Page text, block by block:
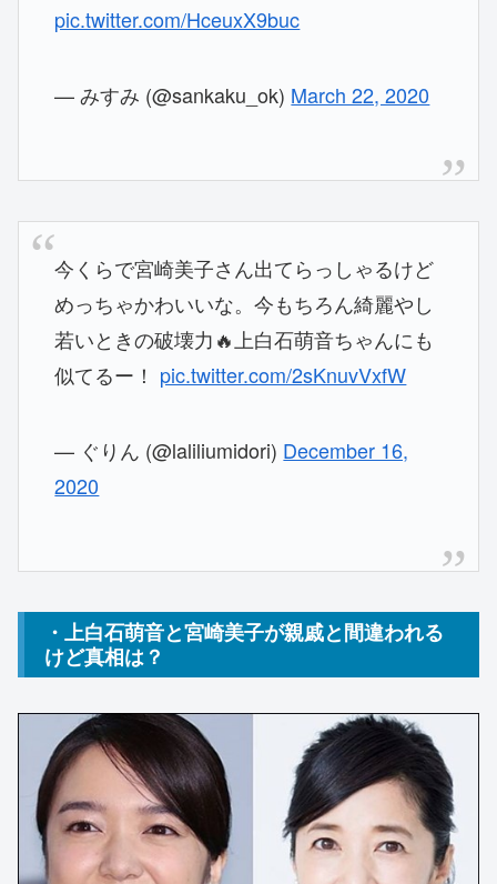
pic.twitter.com/HceuxX9buc
— みすみ (@sankaku_ok) March 22, 2020
今くらで宮崎美子さん出てらっしゃるけど
めっちゃかわいいな。今もちろん綺麗やし
若いときの破壊力🔥上白石萌音ちゃんにも
似てるー！ pic.twitter.com/2sKnuvVxfW
— ぐりん (@laliliumidori) December 16,
2020
・上白石萌音と宮崎美子が親戚と間違われる
けど真相は？